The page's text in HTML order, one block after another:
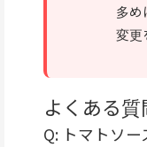
多め
変更
よくある質
Q: トマトソ